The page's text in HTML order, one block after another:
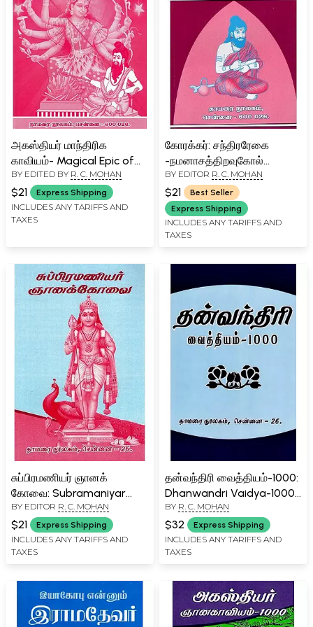
அகஸ்தியர் மாந்திரிக
காவியம்- Magical Epic of
Agasthiyar (Tamil)
BY EDITED BY R. C. MOHAN
$21 Express Shipping
INCLUDES ANY TARIFFS AND
TAXES
கோரக்கர்: சந்திரரேகை
-நமனாசத்திறவுகோல்
ரவிமேகலை -முத்தாரம்:
Korakar: Chandrarekai -
Namanasathiraukol Ravi
Megala - Muttharam
(Tamil)
BY EDITOR R. C. MOHAN
$21
Best Seller
Express Shipping
INCLUDES ANY TARIFFS AND
TAXES
சுப்பிரமணியர் ஞானக்
கோவை: Subramaniyar
Gnanakovai (Tamil)
BY EDITOR R. C. MOHAN
$21 Express Shipping
INCLUDES ANY TARIFFS AND
TAXES
தன்வந்திரி வைத்தியம்-1000:
Dhanwandri Vaidya-1000
(Source and Text in Tamil)
BY R. C. MOHAN
$32 Express Shipping
INCLUDES ANY TARIFFS AND
TAXES